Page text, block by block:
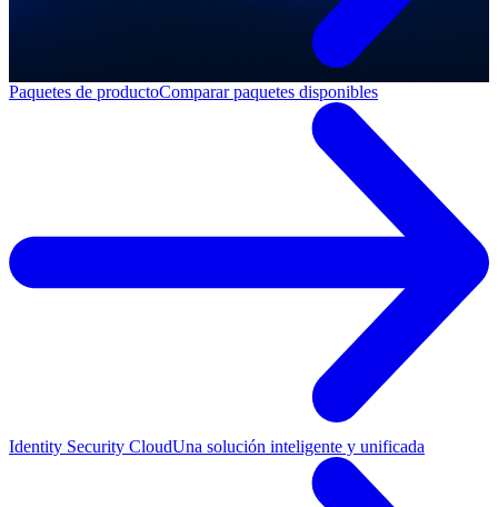
Paquetes de productoComparar paquetes disponibles
Identity Security CloudUna solución inteligente y unificada